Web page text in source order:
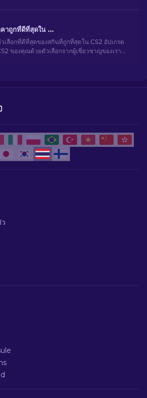
สกินราคาถูกที่ดีที่สุดใน CS2 [2026]
เลือกที่ดีที่สุดของสกินที่ถูกที่สุดใน CS2 อัปเกรด
ของคุณด้วยตัวเลือกจากผู้เชี่ยวชาญของเรา